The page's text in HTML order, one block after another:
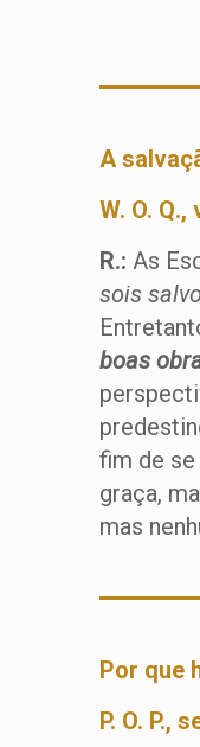
A
W. O.
R.: As
sois
boas
fim de
graça,
mas
Por que
P. O. P.,